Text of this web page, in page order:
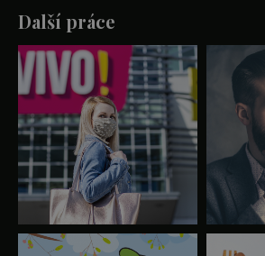
Další práce